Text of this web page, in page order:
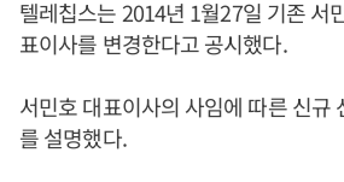
텔레칩스는 2014년 1월27일 기존 서
표이사를 변경한다고 공시했다.
서민호 대표이사의 사임에 따른 신규
를 설명했다.